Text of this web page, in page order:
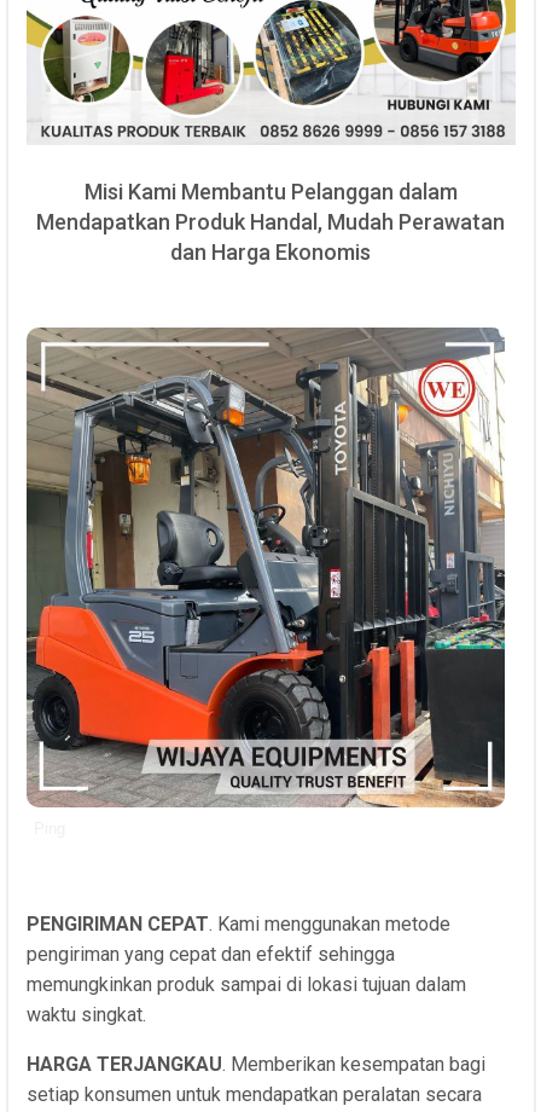
Misi Kami Membantu Pelanggan dalam
Mendapatkan Produk Handal, Mudah Perawatan
dan Harga Ekonomis
PENGIRIMAN CEPAT. Kami menggunakan metode
pengiriman yang cepat dan efektif sehingga
memungkinkan produk sampai di lokasi tujuan dalam
waktu singkat.
HARGA TERJANGKAU. Memberikan kesempatan bagi
setiap konsumen untuk mendapatkan peralatan secara